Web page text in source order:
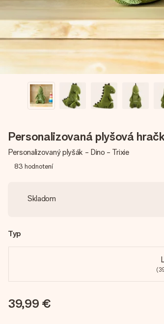
Personalizovaná plyšová
Personalizovaný plyšák - Dino - Trixie
83 hodnotení
Skladom
Typ
39,99 €